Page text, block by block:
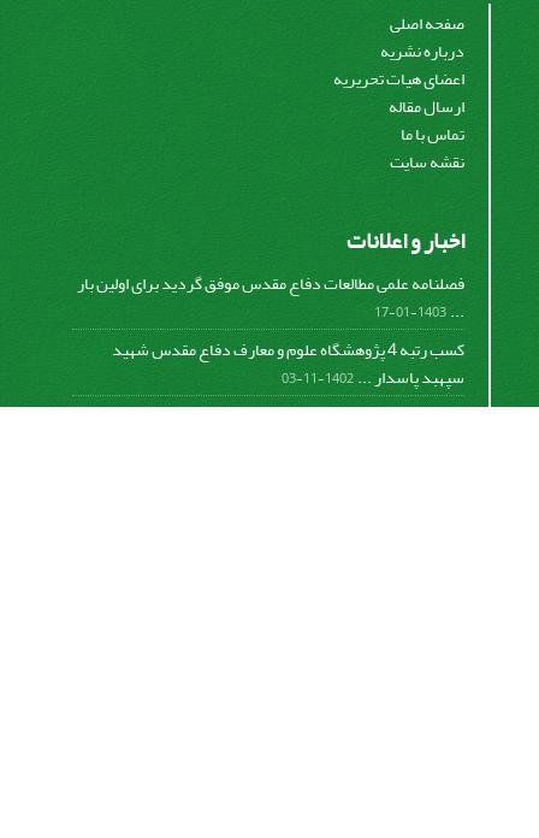
صفحه اصلی
درباره نشریه
اعضای هیات تحریریه
ارسال مقاله
تماس با ما
نقشه سایت
اخبار و اعلانات
فصلنامه علمی مطالعات دفاع مقدس موفق گردید برای اولین بار
...
1403-01-17
کسب رتبه 4 پژوهشگاه علوم و معارف دفاع مقدس شهید
سپهبد پاسدار ...1402-11-03
کسب افتخار فصلنامه علمی مطالعات دفاع مقدس در دومین